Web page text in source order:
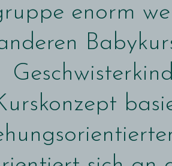
enorm